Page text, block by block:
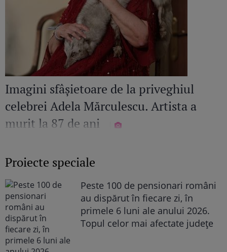
Imagini sfâșietoare de la priveghiul
celebrei Adela Mărculescu. Artista a
murit la 87 de ani
Proiecte speciale
Peste 100 de pensionari români
au dispărut în fiecare zi, în
primele 6 luni ale anului 2026.
Topul celor mai afectate județe